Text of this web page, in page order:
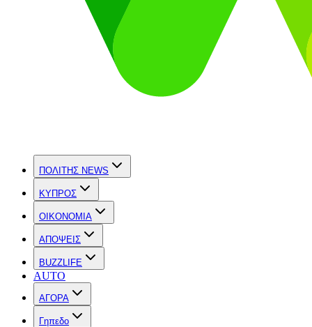
ΠΟΛΙΤΗΣ NEWS
ΚΥΠΡΟΣ
OIKONOMIA
ΑΠΟΨΕΙΣ
BUZZLIFE
AUTO
ΑΓΟΡΑ
Γηπεδο